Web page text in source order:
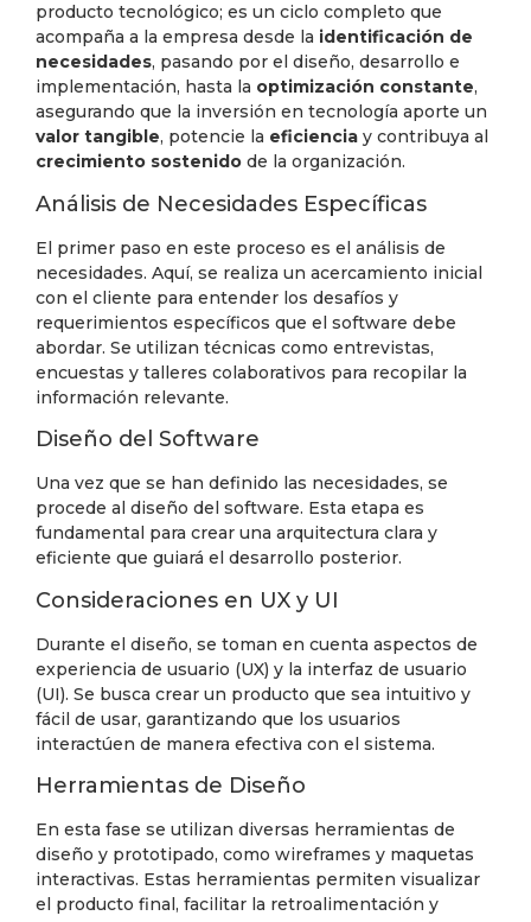
producto tecnológico; es un ciclo completo que
acompaña a la empresa desde la identificación de
necesidades, pasando por el diseño, desarrollo e
implementación, hasta la optimización constante,
asegurando que la inversión en tecnología aporte un
valor tangible, potencie la eficiencia y contribuya al
crecimiento sostenido de la organización.
Análisis de Necesidades Específicas
El primer paso en este proceso es el análisis de
necesidades. Aquí, se realiza un acercamiento inicial
con el cliente para entender los desafíos y
requerimientos específicos que el software debe
abordar. Se utilizan técnicas como entrevistas,
encuestas y talleres colaborativos para recopilar la
información relevante.
Diseño del Software
Una vez que se han definido las necesidades, se
procede al diseño del software. Esta etapa es
fundamental para crear una arquitectura clara y
eficiente que guiará el desarrollo posterior.
Consideraciones en UX y UI
Durante el diseño, se toman en cuenta aspectos de
experiencia de usuario (UX) y la interfaz de usuario
(UI). Se busca crear un producto que sea intuitivo y
fácil de usar, garantizando que los usuarios
interactúen de manera efectiva con el sistema.
Herramientas de Diseño
En esta fase se utilizan diversas herramientas de
diseño y prototipado, como wireframes y maquetas
interactivas. Estas herramientas permiten visualizar
el producto final, facilitar la retroalimentación y